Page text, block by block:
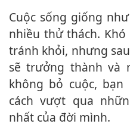
Cuộc sống giống như một hành trình dài với
nhiều thử thách.
tránh khỏi, nhưng
sẽ trưởng thành và
không bỏ cuộc,
cách vượt qua
nhất của đời mình.